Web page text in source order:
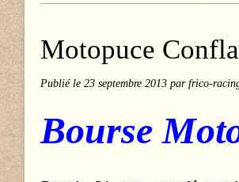
Motopuce
Publié le 23 septembre 2013 par frico-
Bourse